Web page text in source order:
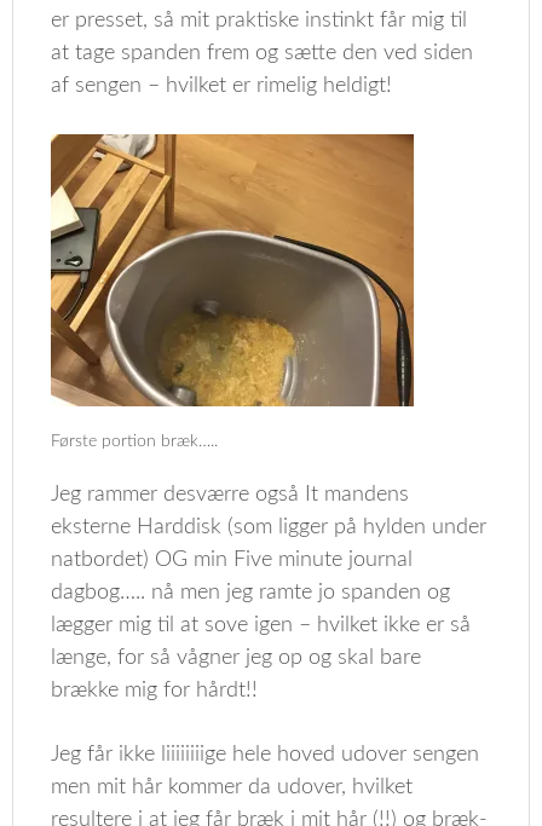
er presset, så mit praktiske instinkt får mig til
at tage spanden frem og sætte den ved siden
af sengen – hvilket er rimelig heldigt!
Første portion bræk…..
Jeg rammer desværre også It mandens
eksterne Harddisk (som ligger på hylden under
natbordet) OG min Five minute journal
dagbog….. nå men jeg ramte jo spanden og
lægger mig til at sove igen – hvilket ikke er så
længe, for så vågner jeg op og skal bare
brække mig for hårdt!!
Jeg får ikke liiiiiiiige hele hoved udover sengen
men mit hår kommer da udover, hvilket
resultere i at jeg får bræk i mit hår (!!) og bræk-